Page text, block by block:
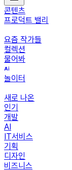
콘텐츠
프로덕트 밸리
요즘 작가들
컬렉션
물어봐
놀이터
새로 나온
인기
개발
AI
IT서비스
기획
디자인
비즈니스